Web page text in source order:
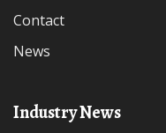
Contact
News
Industry News